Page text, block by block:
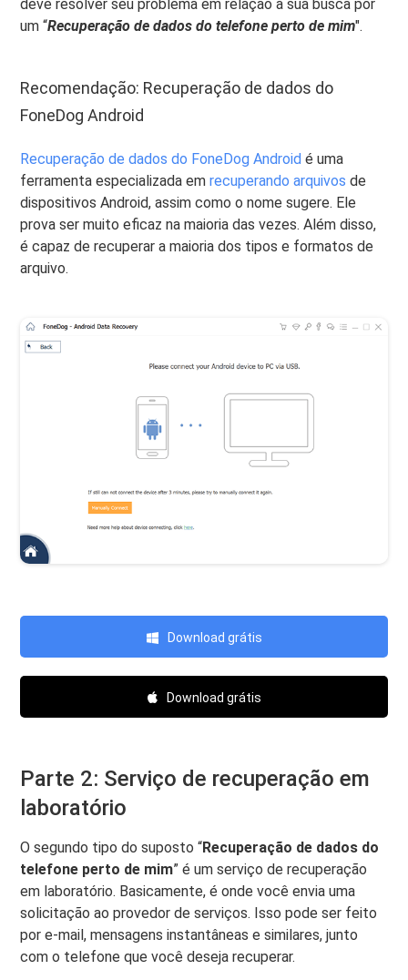
deve resolver seu problema em relação à sua busca por
um “Recuperação de dados do telefone perto de mim".
Recomendação: Recuperação de dados do
FoneDog Android
Recuperação de dados do FoneDog Android é uma
ferramenta especializada emrecuperando arquivos de
dispositivos Android, assim como o nome sugere. Ele
prova ser muito eficaz na maioria das vezes. Além disso,
é capaz de recuperar a maioria dos tipos e formatos de
arquivo.
Download grátis
Download grátis
Parte 2: Serviço de recuperação em
laboratório
O segundo tipo do suposto “Recuperação de dados do
telefone perto de mim” é um serviço de recuperação
em laboratório. Basicamente, é onde você envia uma
solicitação ao provedor de serviços. Isso pode ser feito
por e-mail, mensagens instantâneas e similares, junto
com o telefone que você deseja recuperar.